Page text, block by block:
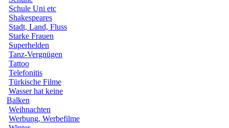
Schule Uni etc
Shakespeares
Stadt, Land, Fluss
Starke Frauen
Superhelden
Tanz-Vergnügen
Tattoo
Telefonitis
Türkische Filme
Wasser hat keine
Balken
Weihnachten
Werbung, Werbefilme